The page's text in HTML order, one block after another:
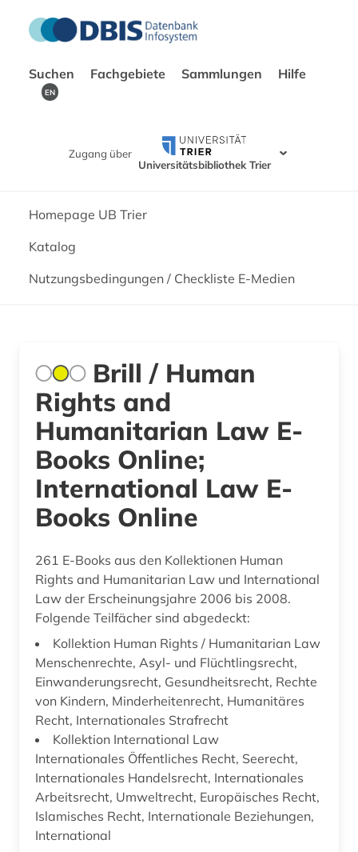
Suchen Fachgebiete Sammlungen Hilfe
EN
Zugang über
Universitätsbibliothek Trier
Homepage UB Trier
Katalog
Nutzungsbedingungen / Checkliste E-Medien
Brill / Human
Rights and
Humanitarian Law E-
Books Online;
International Law E-
Books Online
261 E-Books aus den Kollektionen Human
Rights and Humanitarian Law und International
Law der Erscheinungsjahre 2006 bis 2008.
Folgende Teilfächer sind abgedeckt:
Kollektion Human Rights / Humanitarian Law
Menschenrechte, Asyl- und Flüchtlingsrecht,
Einwanderungsrecht, Gesundheitsrecht, Rechte
von Kindern, Minderheitenrecht, Humanitäres
Recht, Internationales Strafrecht
Kollektion International Law
Internationales Öffentliches Recht, Seerecht,
Internationales Handelsrecht, Internationales
Arbeitsrecht, Umweltrecht, Europäisches Recht,
Islamisches Recht, Internationale Beziehungen,
International